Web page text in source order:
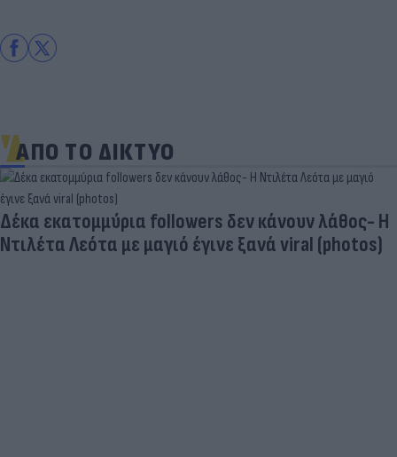
ΑΠΟ ΤΟ ΔΙΚΤΥΟ
Δέκα εκατομμύρια followers δεν κάνουν λάθος- Η
Ντιλέτα Λεότα με μαγιό έγινε ξανά viral (photos)